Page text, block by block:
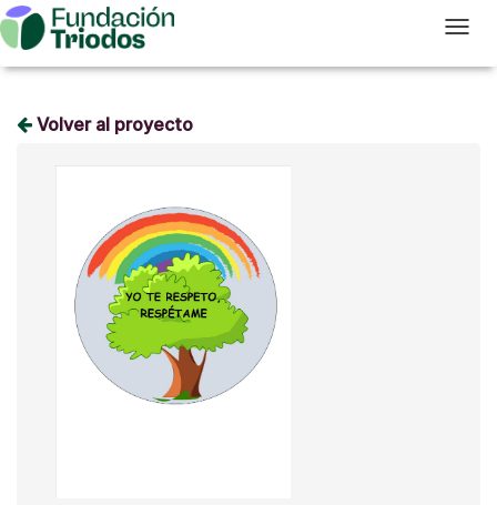
T
Volver al proyecto